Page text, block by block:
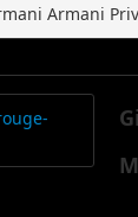
Armani